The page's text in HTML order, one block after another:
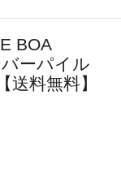
BOA
ーパイル
送料無料】